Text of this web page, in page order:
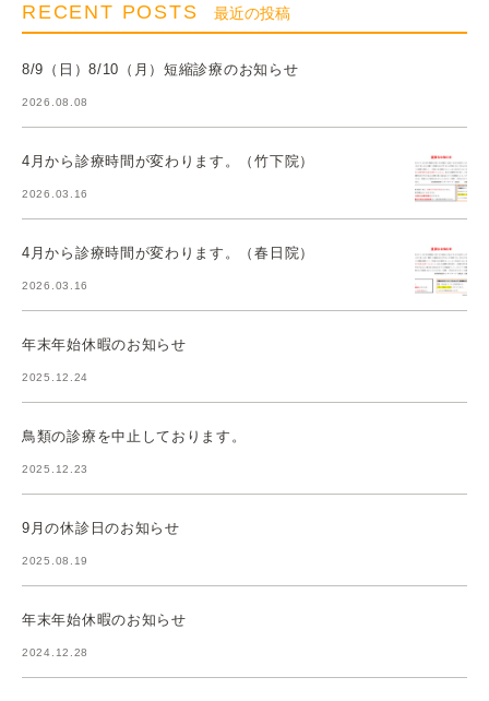
RECENT POSTS 最近の投稿
8/9（日）8/10（月）短縮診療のお知らせ
2026.08.08
4月から診療時間が変わります。（竹下院）
2026.03.16
4月から診療時間が変わります。（春日院）
2026.03.16
年末年始休暇のお知らせ
2025.12.24
鳥類の診療を中止しております。
2025.12.23
9月の休診日のお知らせ
2025.08.19
年末年始休暇のお知らせ
2024.12.28